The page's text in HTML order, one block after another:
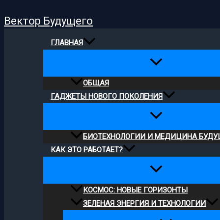
кВектор Будущего
ГЛАВНАЯ
ОБЩАЯ
ГАДЖЕТЫ НОВОГО ПОКОЛЕНИЯ
БИОТЕХНОЛОГИИ И МЕДИЦИНА
КАК ЭТО РАБОТАЕТ?
КОСМОС: НОВЫЕ ГОРИЗОНТЫ
ЗЕЛЕНАЯ ЭНЕРГИЯ И ТЕХНОЛОГИИ